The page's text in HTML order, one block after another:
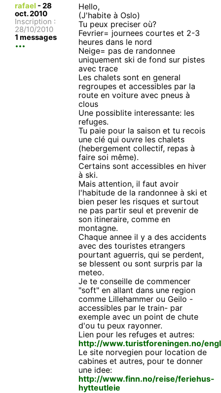
rafael - 28
oct. 2010
Inscription :
28/10/2010
1 messages
Hello,
(J'habite à Oslo)
Tu peux preciser où?
Fevrier= journees courtes et 2-3
heures dans le nord
Neige= pas de randonnee
uniquement ski de fond sur pistes
avec trace
Les chalets sont en general
regroupes et accessibles par la
route en voiture avec pneus à
clous
Une possiblite interessante: les
refuges.
Tu paie pour la saison et tu recois
une clé qui ouvre les chalets
(hebergement collectif, repas à
faire soi même).
Certains sont accessibles en hiver
à ski.
Mais attention, il faut avoir
l'habitude de la randonnee à ski et
bien peser les risques et surtout
ne pas partir seul et prevenir de
son itineraire, comme en
montagne.
Chaque annee il y a des accidents
avec des touristes etrangers
pourtant aguerris, qui se perdent,
se blessent ou sont surpris par la
meteo.
Je te conseille de commencer
"soft" en allant dans une region
comme Lillehammer ou Geilo -
accessibles par le train- par
exemple avec un point de chute
d'ou tu peux rayonner.
Lien pour les refuges et autres:
http://www.turistforeningen.no/
Le site norvegien pour location de
cabines et autres, pour te donner
une idee:
http://www.finn.no/reise/feriehus-
hytteutleie